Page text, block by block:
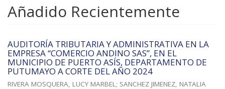
Añadido Recientemente
AUDITORÍA TRIBUTARIA Y ADMINISTRATIVA EN LA
EMPRESA “COMERCIO ANDINO SAS”, EN EL
MUNICIPIO DE PUERTO ASÍS, DEPARTAMENTO DE
PUTUMAYO A CORTE DEL AÑO 2024
RIVERA MOSQUERA, LUCY MARBEL; SANCHEZ JIMENEZ, NATALIA